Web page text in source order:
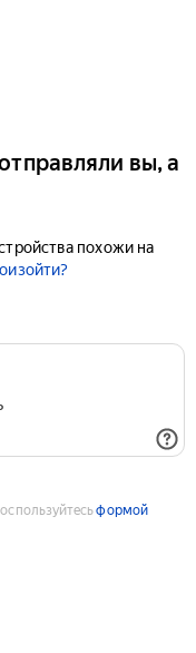
вы, а
похожи на
формой